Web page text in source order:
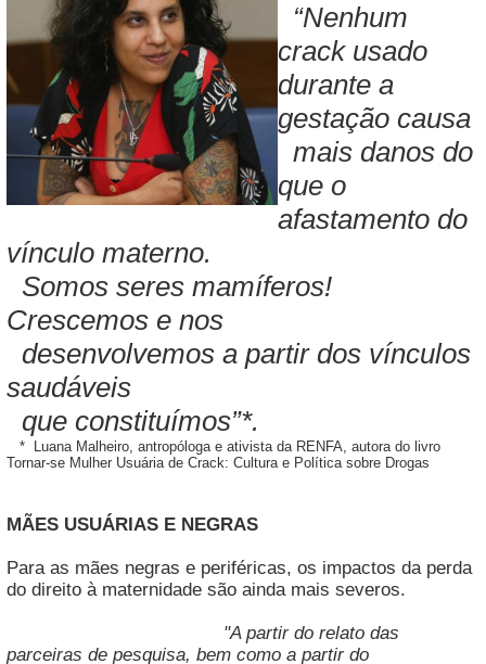
“Nenhum
crack usado
durante a
gestação causa
mais danos do
que o
afastamento do
vínculo materno.
Somos seres mamíferos!
Crescemos e nos
desenvolvemos a partir dos vínculos
saudáveis
que constituímos”*.
* Luana Malheiro, antropóloga e ativista da RENFA, autora do livro
Tornar-se Mulher Usuária de Crack: Cultura e Política sobre Drogas
MÃES USUÁRIAS E NEGRAS
Para as mães negras e periféricas, os impactos da perda
do direito à maternidade são ainda mais severos.
"A partir do relato das
parceiras de pesquisa, bem como a partir do